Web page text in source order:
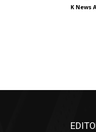
K News